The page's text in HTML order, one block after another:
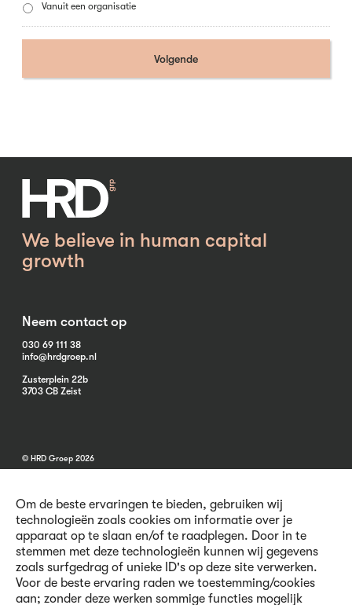
Om de beste ervaringen te bieden, gebruiken wij
technologieën zoals cookies om informatie over je
apparaat op te slaan en/of te raadplegen. Door in te
stemmen met deze technologieën kunnen wij gegevens
zoals surfgedrag of unieke ID's op deze site verwerken.
Voor de beste ervaring raden we toestemming/cookies
aan; zonder deze werken sommige functies mogelijk
Vanuit een organisatie
We believe in human capital
growth
Neem contact op
030 69 111 38
info@hrdgroep.nl
Zusterplein 22b
3703 CB Zeist
© HRD Groep 2026
Algemene informatie
Contact